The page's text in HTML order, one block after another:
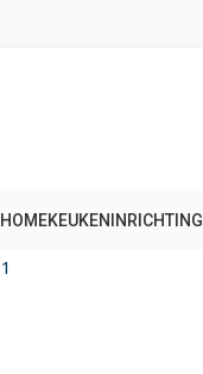
HOMEKEUKENINRICHTING